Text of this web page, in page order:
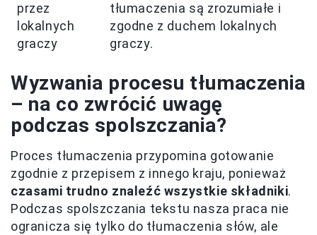
przez
lokalnych
graczy
tłumaczenia są zrozumiałe i
zgodne z duchem lokalnych
graczy.
Wyzwania procesu tłumaczenia
– na co zwrócić uwagę
podczas spolszczania?
Proces tłumaczenia przypomina gotowanie
zgodnie z przepisem z innego kraju, ponieważ
czasami trudno znaleźć wszystkie składniki.
Podczas spolszczania tekstu nasza praca nie
ogranicza się tylko do tłumaczenia słów, ale